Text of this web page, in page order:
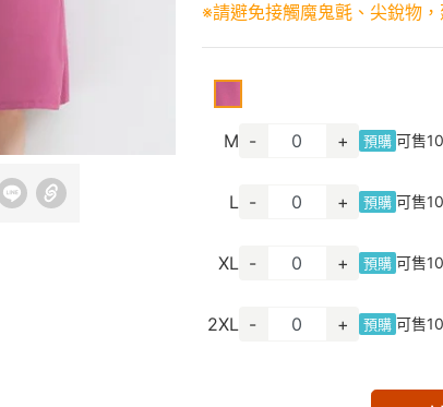
※請避免接觸魔鬼氈、尖銳物
M - + 預購 可售
L - + 預購 可售
XL - + 預購 可售
2XL - + 預購 可售